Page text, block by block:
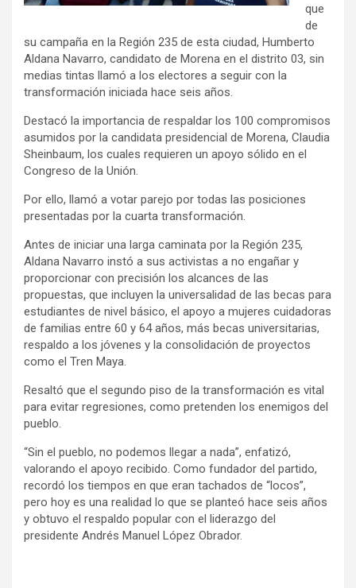
que
de
su campaña en la Región 235 de esta ciudad, Humberto
Aldana Navarro, candidato de Morena en el distrito 03, sin
medias tintas llamó a los electores a seguir con la
transformación iniciada hace seis años.
Destacó la importancia de respaldar los 100 compromisos
asumidos por la candidata presidencial de Morena, Claudia
Sheinbaum, los cuales requieren un apoyo sólido en el
Congreso de la Unión.
Por ello, llamó a votar parejo por todas las posiciones
presentadas por la cuarta transformación.
Antes de iniciar una larga caminata por la Región 235,
Aldana Navarro instó a sus activistas a no engañar y
proporcionar con precisión los alcances de las
propuestas, que incluyen la universalidad de las becas para
estudiantes de nivel básico, el apoyo a mujeres cuidadoras
de familias entre 60 y 64 años, más becas universitarias,
respaldo a los jóvenes y la consolidación de proyectos
como el Tren Maya.
Resaltó que el segundo piso de la transformación es vital
para evitar regresiones, como pretenden los enemigos del
pueblo.
“Sin el pueblo, no podemos llegar a nada”, enfatizó,
valorando el apoyo recibido. Como fundador del partido,
recordó los tiempos en que eran tachados de “locos”,
pero hoy es una realidad lo que se planteó hace seis años
y obtuvo el respaldo popular con el liderazgo del
presidente Andrés Manuel López Obrador.